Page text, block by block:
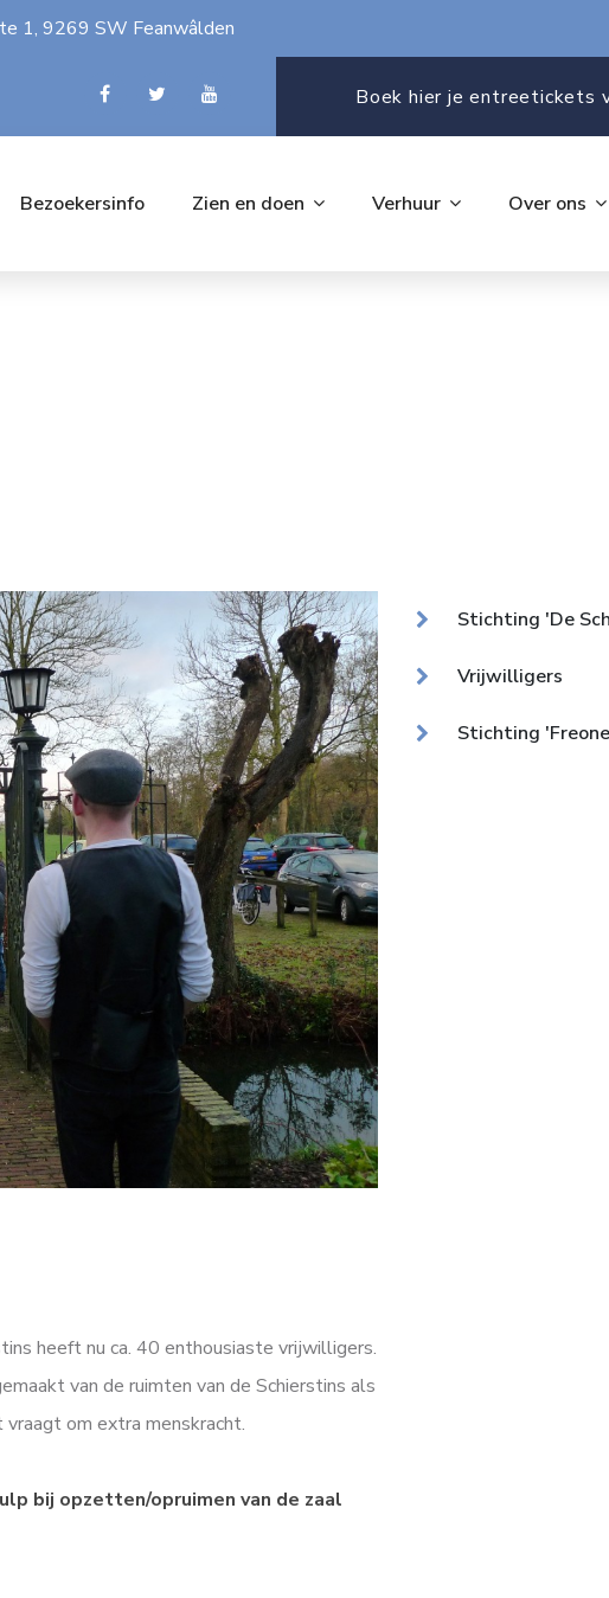
1, 9269 SW Feanwâlden
Boek hier je entreetickets
Bezoekersinfo Zien en doen Verhuur Over ons
heeft nu ca. 40 enthousiaste vrijwilligers.
van de ruimten van de Schierstins als
om extra menskracht.
bij opzetten/opruimen van de zaal
Stichting 'De
Vrijwilligers
Stichting